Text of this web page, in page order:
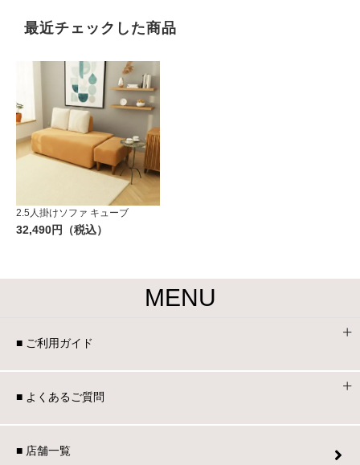
最近チェックした商品
2.5人掛けソファ キューブ
32,490円（税込）
MENU
■ ご利用ガイド
■ よくあるご質問
■ 店舗一覧